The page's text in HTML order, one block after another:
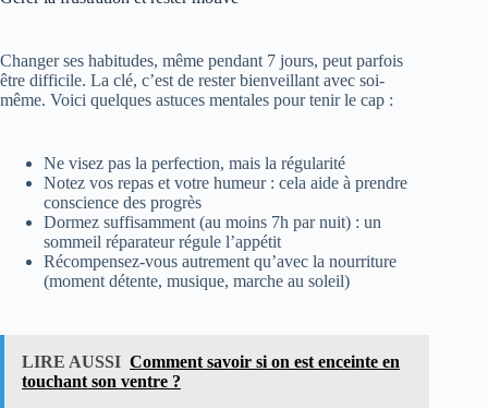
Changer ses habitudes, même pendant 7 jours, peut parfois
être difficile. La clé, c’est de rester bienveillant avec soi-
même. Voici quelques astuces mentales pour tenir le cap :
Ne visez pas la perfection, mais la régularité
Notez vos repas et votre humeur : cela aide à prendre
conscience des progrès
Dormez suffisamment (au moins 7h par nuit) : un
sommeil réparateur régule l’appétit
Récompensez-vous autrement qu’avec la nourriture
(moment détente, musique, marche au soleil)
LIRE AUSSI Comment savoir si on est enceinte en
touchant son ventre ?